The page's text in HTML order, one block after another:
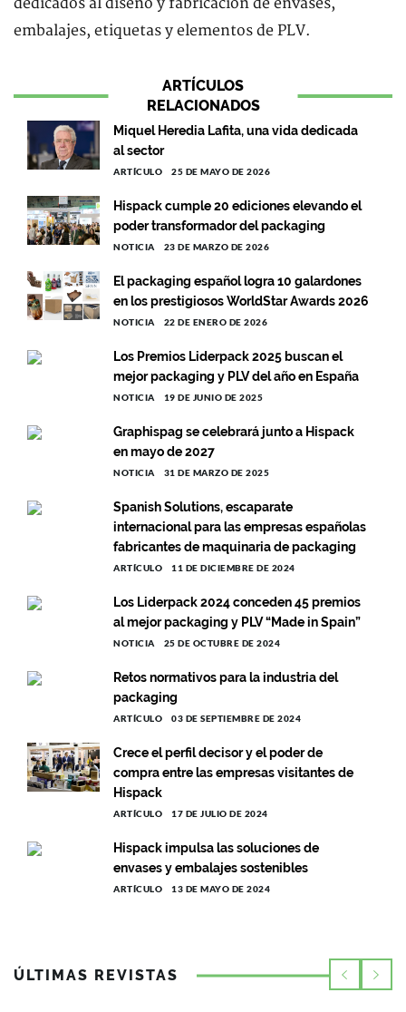
dedicados al diseño y fabricación de envases,
embalajes, etiquetas y elementos de PLV.
ARTÍCULOS
RELACIONADOS
Miquel Heredia Lafita, una vida dedicada
al sector
ARTÍCULO 25 DE MAYO DE 2026
Hispack cumple 20 ediciones elevando el
poder transformador del packaging
NOTICIA 23 DE MARZO DE 2026
El packaging español logra 10 galardones
en los prestigiosos WorldStar Awards 2026
NOTICIA 22 DE ENERO DE 2026
Los Premios Liderpack 2025 buscan el
mejor packaging y PLV del año en España
NOTICIA 19 DE JUNIO DE 2025
Graphispag se celebrará junto a Hispack
en mayo de 2027
NOTICIA 31 DE MARZO DE 2025
Spanish Solutions, escaparate
internacional para las empresas españolas
fabricantes de maquinaria de packaging
ARTÍCULO 11 DE DICIEMBRE DE 2024
Los Liderpack 2024 conceden 45 premios
al mejor packaging y PLV “Made in Spain”
NOTICIA 25 DE OCTUBRE DE 2024
Retos normativos para la industria del
packaging
ARTÍCULO 03 DE SEPTIEMBRE DE 2024
Crece el perfil decisor y el poder de
compra entre las empresas visitantes de
Hispack
ARTÍCULO 17 DE JULIO DE 2024
Hispack impulsa las soluciones de
envases y embalajes sostenibles
ARTÍCULO 13 DE MAYO DE 2024
ÚLTIMAS REVISTAS